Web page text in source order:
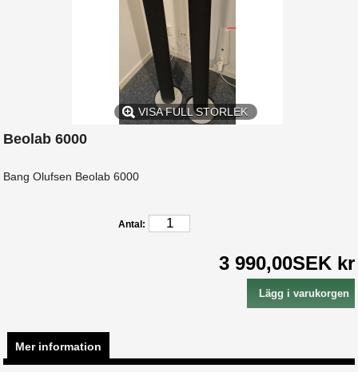
VISA FULL STORLEK
Beolab 6000
Bang Olufsen Beolab 6000
Antal:
3 990,00SEK kr
Mer information